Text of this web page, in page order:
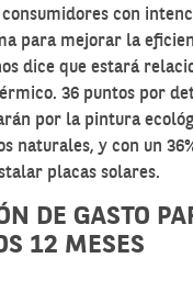
consumidores con
para mejorar la
dice que estará
36 puntos por
por la pintura
naturales, y con un
placas solares.
DE GASTO
12 MESES